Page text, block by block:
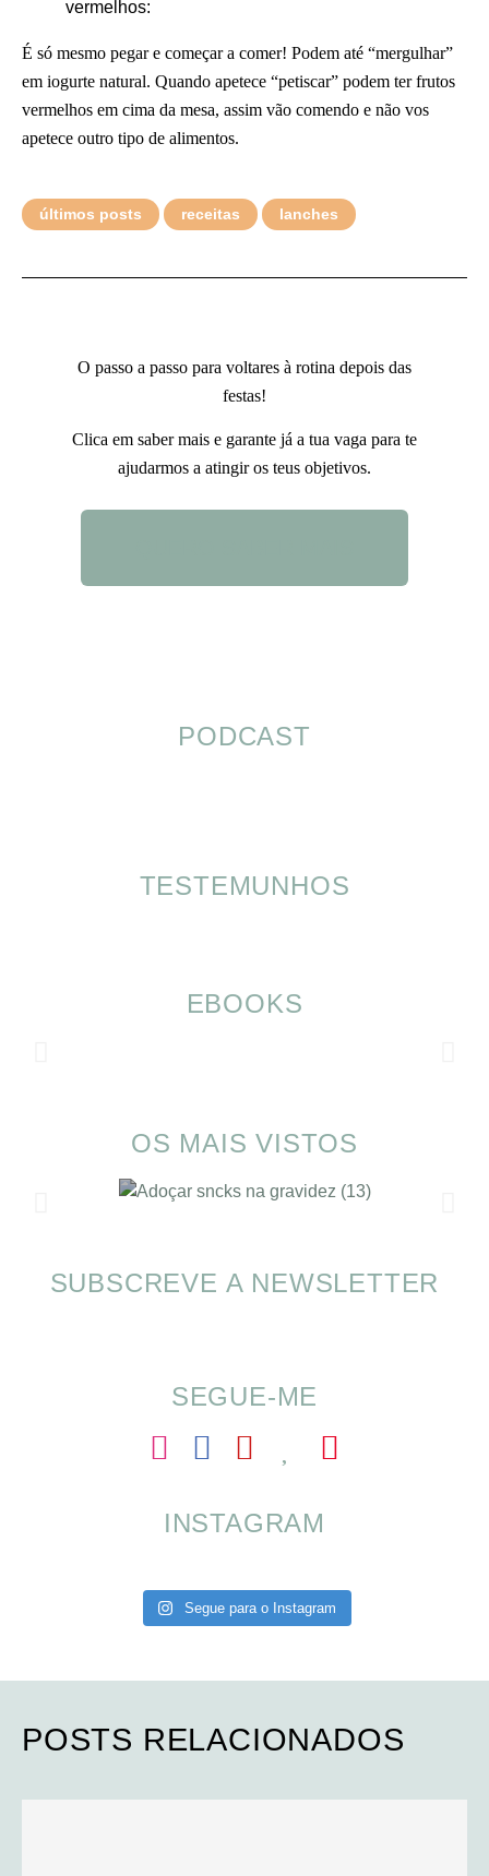
vermelhos:
É só mesmo pegar e começar a comer! Podem até “mergulhar”
em iogurte natural. Quando apetece “petiscar” podem ter frutos
vermelhos em cima da mesa, assim vão comendo e não vos
apetece outro tipo de alimentos.
últimos posts receitas lanches
O passo a passo para voltares à rotina depois das
festas!
Clica em saber mais e garante já a tua vaga para te
ajudarmos a atingir os teus objetivos.
PODCAST
TESTEMUNHOS
EBOOKS
OS MAIS VISTOS
Alimentação nas férias com SOMP
SUBSCREVE A NEWSLETTER
SEGUE-ME
INSTAGRAM
Segue para o Instagram
POSTS RELACIONADOS